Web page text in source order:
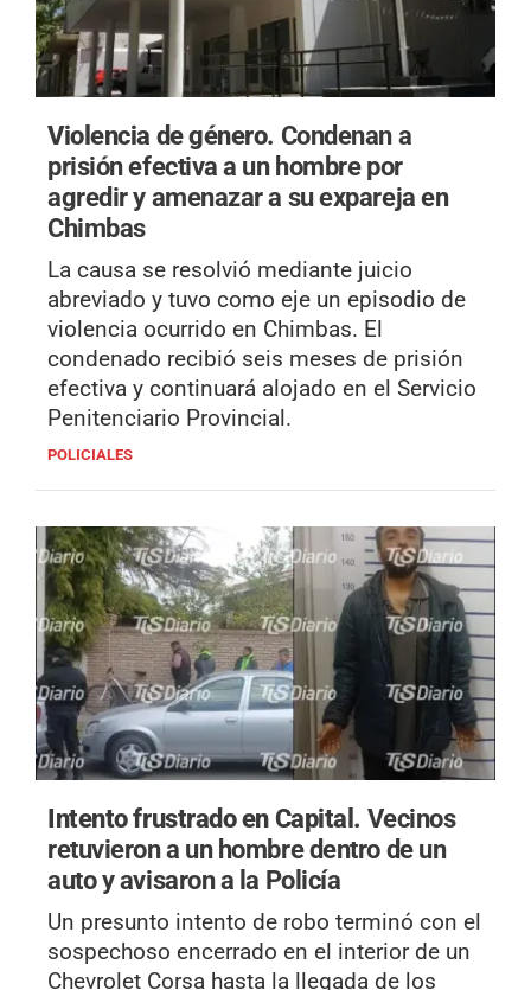
Violencia de género. Condenan a
prisión efectiva a un hombre por
agredir y amenazar a su expareja en
Chimbas
La causa se resolvió mediante juicio
abreviado y tuvo como eje un episodio de
violencia ocurrido en Chimbas. El
condenado recibió seis meses de prisión
efectiva y continuará alojado en el Servicio
Penitenciario Provincial.
POLICIALES
Intento frustrado en Capital. Vecinos
retuvieron a un hombre dentro de un
auto y avisaron a la Policía
Un presunto intento de robo terminó con el
sospechoso encerrado en el interior de un
Chevrolet Corsa hasta la llegada de los